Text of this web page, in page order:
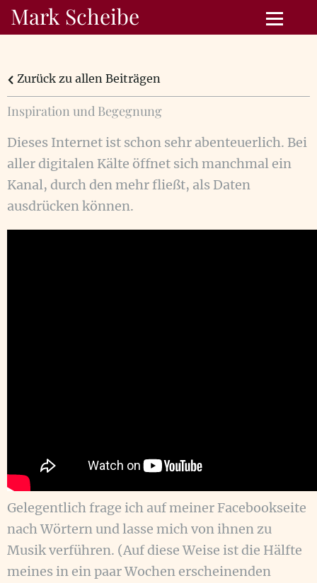
Mark Scheibe
Zurück zu allen Beiträgen
Inspiration und Begegnung
Dieses Internet ist schon sehr abenteuerlich. Bei
aller digitalen Kälte öffnet sich manchmal ein
Kanal, durch den mehr fließt, als Daten
ausdrücken können.
Gelegentlich frage ich auf meiner Facebookseite
nach Wörtern und lasse mich von ihnen zu
Musik verführen. (Auf diese Weise ist die Hälfte
meines in ein paar Wochen erscheinenden